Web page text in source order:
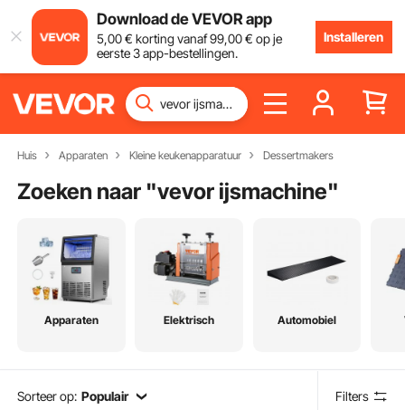
Download de VEVOR app
5,00€ korting vanaf99,00€ op je
eerste 3 app-bestellingen.
Installeren
Huis Apparaten Kleine keukenapparatuur Dessertmakers
Zoeken naar "vevor ijsmachine"
Apparaten Elektrisch Automobiel
Sorteer op: Populair Filters